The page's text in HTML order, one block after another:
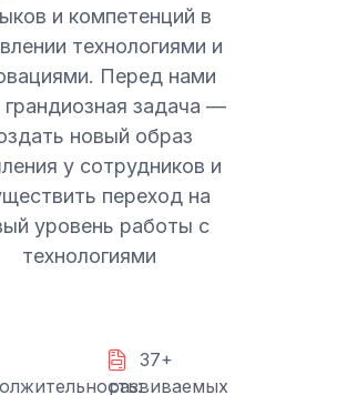
и компетенций в
технологиями и
Перед нами
задача —
новый образ
у сотрудников и
переход на
уровень работы с
технологиями
37+
развиваемых